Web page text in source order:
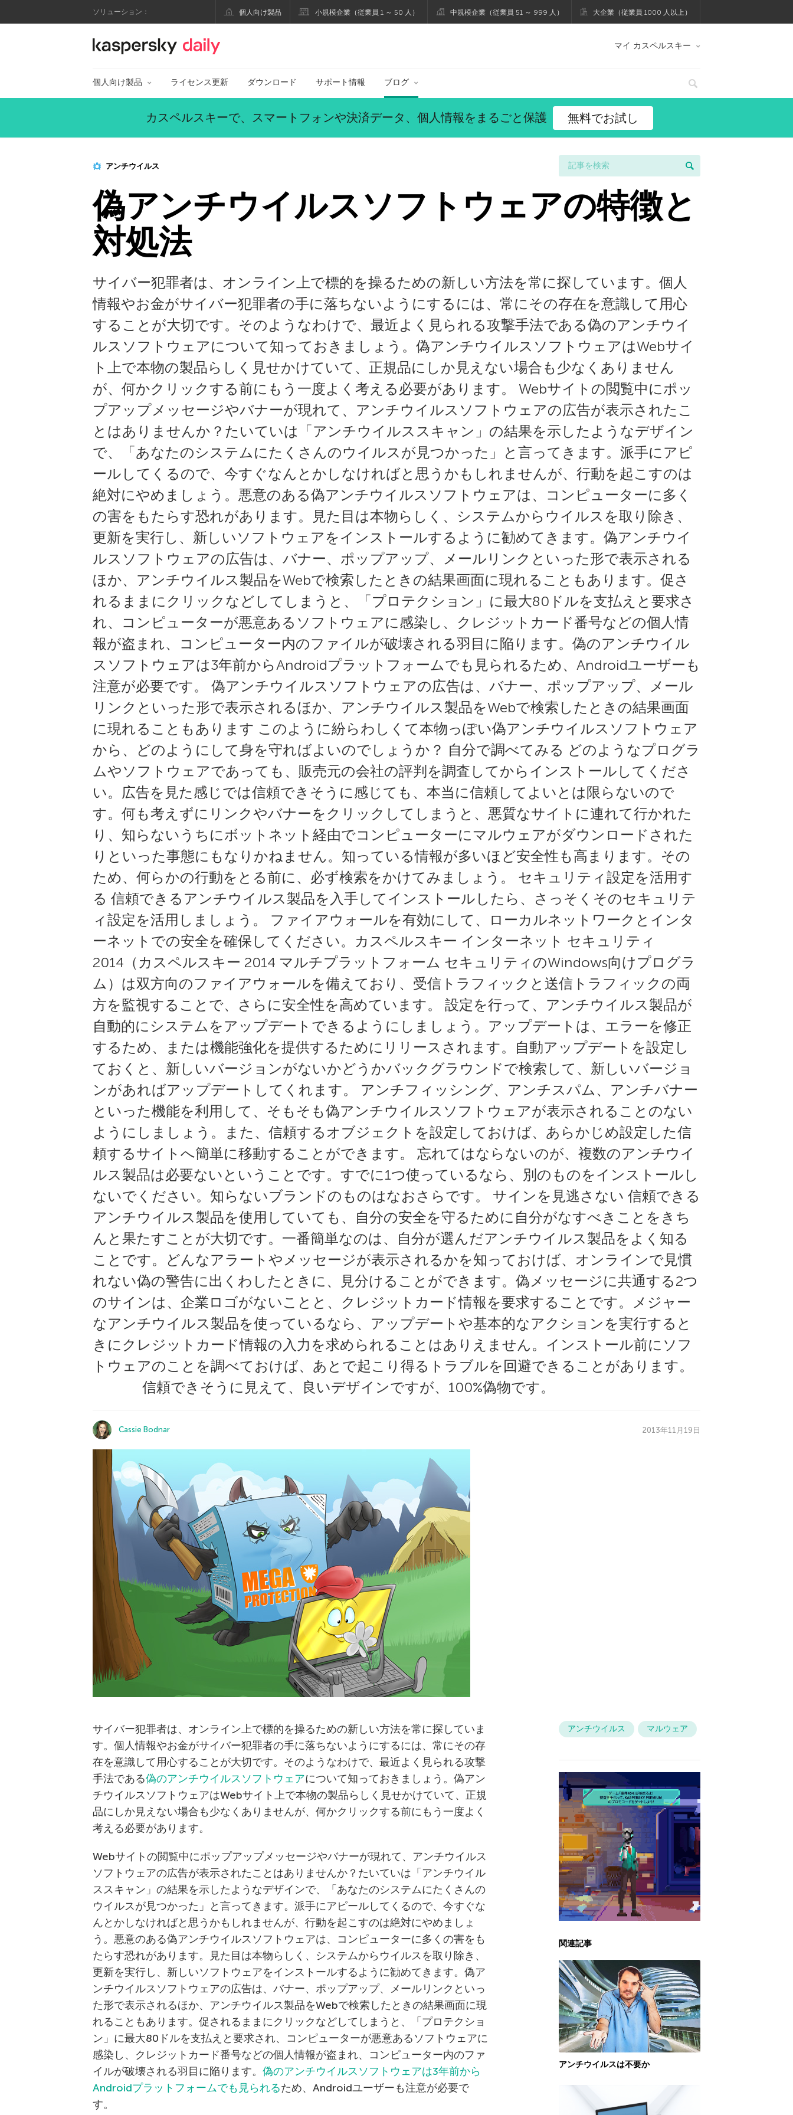
ソリューション： 個人向け製品 小規模企業（従業員 1 ～ 50 人） 中規模企業（従業員 51 ～ 999 人） 大企業（従業員 1000 人以上）
カスペルスキー公式ブログ マイ カスペルスキー
個人向け製品 ライセンス更新 ダウンロード サポート情報 ブログ
カスペルスキーで、スマートフォンや決済データ、個人情報をまるごと保護 無料でお試し
アンチウイルス
偽アンチウイルスソフトウェアの特徴と
対処法
サイバー犯罪者は、オンライン上で標的を操るための新しい方法を常に探しています。個人
情報やお金がサイバー犯罪者の手に落ちないようにするには、常にその存在を意識して用心
することが大切です。そのようなわけで、最近よく見られる攻撃手法である偽のアンチウイ
ルスソフトウェアについて知っておきましょう。偽アンチウイルスソフトウェアはWebサイ
ト上で本物の製品らしく見せかけていて、正規品にしか見えない場合も少なくありません
が、何かクリックする前にもう一度よく考える必要があります。 Webサイトの閲覧中にポッ
プアップメッセージやバナーが現れて、アンチウイルスソフトウェアの広告が表示されたこ
とはありませんか？たいていは「アンチウイルススキャン」の結果を示したようなデザイン
で、「あなたのシステムにたくさんのウイルスが見つかった」と言ってきます。派手にアピ
ールしてくるので、今すぐなんとかしなければと思うかもしれませんが、行動を起こすのは
絶対にやめましょう。悪意のある偽アンチウイルスソフトウェアは、コンピューターに多く
の害をもたらす恐れがあります。見た目は本物らしく、システムからウイルスを取り除き、
更新を実行し、新しいソフトウェアをインストールするように勧めてきます。偽アンチウイ
ルスソフトウェアの広告は、バナー、ポップアップ、メールリンクといった形で表示される
ほか、アンチウイルス製品をWebで検索したときの結果画面に現れることもあります。促さ
れるままにクリックなどしてしまうと、「プロテクション」に最大80ドルを支払えと要求さ
れ、コンピューターが悪意あるソフトウェアに感染し、クレジットカード番号などの個人情
報が盗まれ、コンピューター内のファイルが破壊される羽目に陥ります。偽のアンチウイル
スソフトウェアは3年前からAndroidプラットフォームでも見られるため、Androidユーザーも
注意が必要です。 偽アンチウイルスソフトウェアの広告は、バナー、ポップアップ、メール
リンクといった形で表示されるほか、アンチウイルス製品をWebで検索したときの結果画面
に現れることもあります このように紛らわしくて本物っぽい偽アンチウイルスソフトウェア
から、どのようにして身を守ればよいのでしょうか？ 自分で調べてみる どのようなプログラ
ムやソフトウェアであっても、販売元の会社の評判を調査してからインストールしてくださ
い。広告を見た感じでは信頼できそうに感じても、本当に信頼してよいとは限らないので
す。何も考えずにリンクやバナーをクリックしてしまうと、悪質なサイトに連れて行かれた
り、知らないうちにボットネット経由でコンピューターにマルウェアがダウンロードされた
りといった事態にもなりかねません。知っている情報が多いほど安全性も高まります。その
ため、何らかの行動をとる前に、必ず検索をかけてみましょう。 セキュリティ設定を活用す
る 信頼できるアンチウイルス製品を入手してインストールしたら、さっそくそのセキュリテ
ィ設定を活用しましょう。 ファイアウォールを有効にして、ローカルネットワークとインタ
ーネットでの安全を確保してください。カスペルスキー インターネット セキュリティ
2014（カスペルスキー 2014 マルチプラットフォーム セキュリティのWindows向けプログラ
ム）は双方向のファイアウォールを備えており、受信トラフィックと送信トラフィックの両
方を監視することで、さらに安全性を高めています。 設定を行って、アンチウイルス製品が
自動的にシステムをアップデートできるようにしましょう。アップデートは、エラーを修正
するため、または機能強化を提供するためにリリースされます。自動アップデートを設定し
ておくと、新しいバージョンがないかどうかバックグラウンドで検索して、新しいバージョ
ンがあればアップデートしてくれます。 アンチフィッシング、アンチスパム、アンチバナー
といった機能を利用して、そもそも偽アンチウイルスソフトウェアが表示されることのない
ようにしましょう。また、信頼するオブジェクトを設定しておけば、あらかじめ設定した信
頼するサイトへ簡単に移動することができます。 忘れてはならないのが、複数のアンチウイ
ルス製品は必要ないということです。すでに1つ使っているなら、別のものをインストールし
ないでください。知らないブランドのものはなおさらです。 サインを見逃さない 信頼できる
アンチウイルス製品を使用していても、自分の安全を守るために自分がなすべきことをきち
んと果たすことが大切です。一番簡単なのは、自分が選んだアンチウイルス製品をよく知る
ことです。どんなアラートやメッセージが表示されるかを知っておけば、オンラインで見慣
れない偽の警告に出くわしたときに、見分けることができます。偽メッセージに共通する2つ
のサインは、企業ロゴがないことと、クレジットカード情報を要求することです。メジャー
なアンチウイルス製品を使っているなら、アップデートや基本的なアクションを実行すると
きにクレジットカード情報の入力を求められることはありえません。インストール前にソフ
トウェアのことを調べておけば、あとで起こり得るトラブルを回避できることがあります。
信頼できそうに見えて、良いデザインですが、100%偽物です。
Cassie Bodnar 2013年11月19日
サイバー犯罪者は、オンライン上で標的を操るための新しい方法を常に探していま
す。個人情報やお金がサイバー犯罪者の手に落ちないようにするには、常にその存
在を意識して用心することが大切です。そのようなわけで、最近よく見られる攻撃
手法である偽のアンチウイルスソフトウェアについて知っておきましょう。偽アン
チウイルスソフトウェアはWebサイト上で本物の製品らしく見せかけていて、正規
品にしか見えない場合も少なくありませんが、何かクリックする前にもう一度よく
考える必要があります。
Webサイトの閲覧中にポップアップメッセージやバナーが現れて、アンチウイルス
ソフトウェアの広告が表示されたことはありませんか？たいていは「アンチウイル
ススキャン」の結果を示したようなデザインで、「あなたのシステムにたくさんの
ウイルスが見つかった」と言ってきます。派手にアピールしてくるので、今すぐな
んとかしなければと思うかもしれませんが、行動を起こすのは絶対にやめましょ
う。悪意のある偽アンチウイルスソフトウェアは、コンピューターに多くの害をも
たらす恐れがあります。見た目は本物らしく、システムからウイルスを取り除き、
更新を実行し、新しいソフトウェアをインストールするように勧めてきます。偽ア
ンチウイルスソフトウェアの広告は、バナー、ポップアップ、メールリンクといっ
た形で表示されるほか、アンチウイルス製品をWebで検索したときの結果画面に現
れることもあります。促されるままにクリックなどしてしまうと、「プロテクショ
ン」に最大80ドルを支払えと要求され、コンピューターが悪意あるソフトウェアに
感染し、クレジットカード番号などの個人情報が盗まれ、コンピューター内のファ
イルが破壊される羽目に陥ります。 偽のアンチウイルスソフトウェアは3年前から
Androidプラットフォームでも見られるため、Androidユーザーも注意が必要で
す。
アンチウイルス マルウェア
関連記事
アンチウイルスは不要か